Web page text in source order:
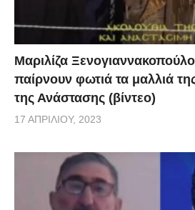
Μαριλίζα
παίρνουν φωτιά τα μαλλιά
της Ανάστασης (βίντεο)
17 ΑΠΡΙΛΊΟΥ, 2023